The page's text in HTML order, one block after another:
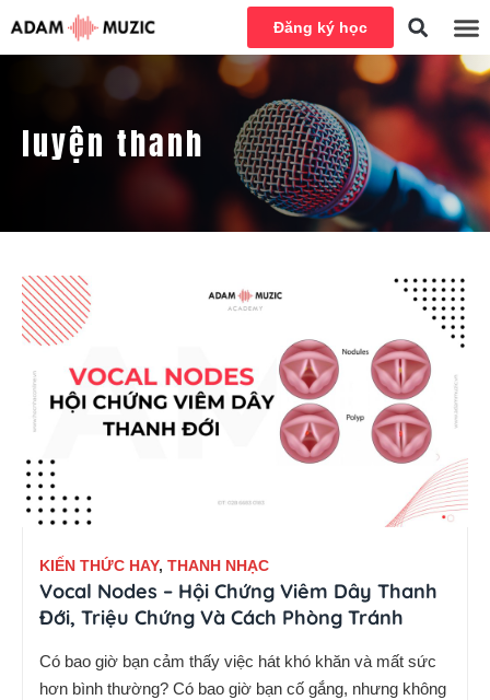
Đăng ký học
luyện thanh
KIẾN THỨC HAY, THANH NHẠC
Vocal Nodes – Hội Chứng Viêm Dây Thanh
Đới, Triệu Chứng Và Cách Phòng Tránh
Có bao giờ bạn cảm thấy việc hát khó khăn và mất sức
hơn bình thường? Có bao giờ bạn cố gắng, nhưng không